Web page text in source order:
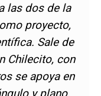
las dos de la
proyecto,
Sale de
Chilecito, con
se apoya en
y plano,